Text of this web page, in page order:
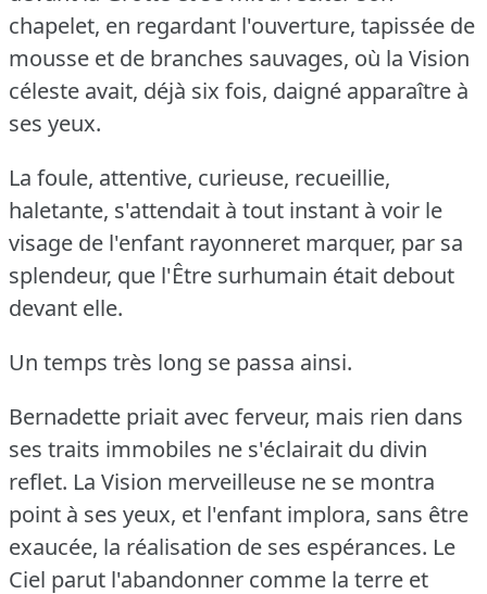
chapelet, en regardant l'ouverture, tapissée de
mousse et de branches sauvages, où la Vision
céleste avait, déjà six fois, daigné apparaître à
ses yeux.
La foule, attentive, curieuse, recueillie,
haletante, s'attendait à tout instant à voir le
visage de l'enfant rayonneret marquer, par sa
splendeur, que l'Être surhumain était debout
devant elle.
Un temps très long se passa ainsi.
Bernadette priait avec ferveur, mais rien dans
ses traits immobiles ne s'éclairait du divin
reflet. La Vision merveilleuse ne se montra
point à ses yeux, et l'enfant implora, sans être
exaucée, la réalisation de ses espérances. Le
Ciel parut l'abandonner comme la terre et